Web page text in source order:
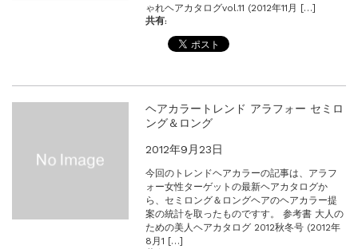
ゃれヘアカタログvol.11 (2012年11月 […]
共有:
ヘアカラートレンド アラフォー セミロ
ング＆ロング
2012年9月23日
今回のトレンドヘアカラーの記事は、アラフ
ォー女性ターゲットの最新ヘアカタログか
ら、セミロング＆ロングヘアのヘアカラー提
案の統計を取ったものですす。 参考書 大人の
ための美人ヘアカタログ 2012秋冬号 (2012年
8月1 […]